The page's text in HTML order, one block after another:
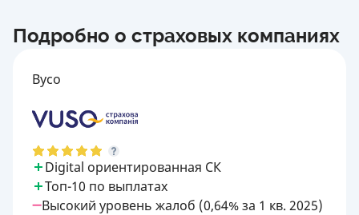
Подробно о страховых компаниях
Вусо
Digital ориентированная СК
Топ-10 по выплатах
Высокий уровень жалоб (0,64% за 1 кв. 2025)